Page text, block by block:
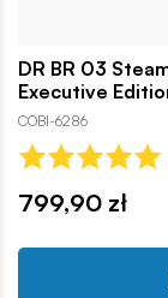
DR BR 03
Executive
COBI-6286
799,90 zł